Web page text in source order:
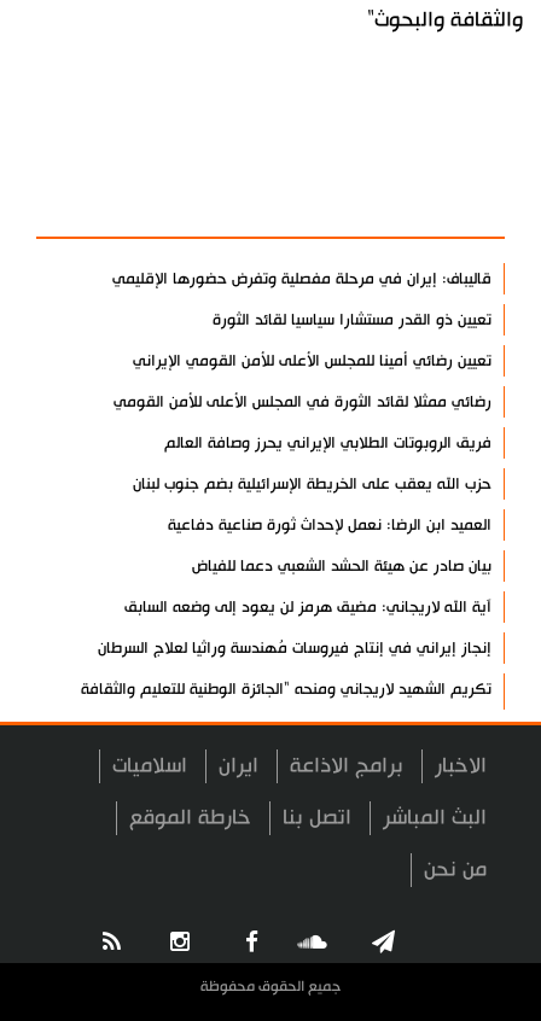
والثقافة والبحوث"
قاليباف: إيران في مرحلة مفصلية وتفرض حضورها الإقليمي
تعيين ذو القدر مستشارا سياسيا لقائد الثورة
تعيين رضائي أمينا للمجلس الأعلى للأمن القومي الإيراني
رضائي ممثلا لقائد الثورة في المجلس الأعلى للأمن القومي
فريق الروبوتات الطلابي الإيراني يحرز وصافة العالم
حزب الله يعقب على الخريطة الإسرائيلية بضم جنوب لبنان
العميد ابن الرضا: نعمل لإحداث ثورة صناعية دفاعية
بيان صادر عن هيئة الحشد الشعبي دعما للفياض
آية الله لاريجاني: مضيق هرمز لن يعود إلى وضعه السابق
إنجاز إيراني في إنتاج فيروسات مُهندسة وراثيا لعلاج السرطان
تكريم الشهيد لاريجاني ومنحه "الجائزة الوطنية للتعليم والثقافة
والبحوث"
آخر مستجدات الإبادة الجماعية في غزة
"حماس": نتمسك بالاتفاق مع الوسطاء والأولوية للتنفيذ
"روس آتوم": عودة 5 خبراء روس إلى محطة بوشهر النووية
تعرف على أسباب تسارع شيخوخة القلب
مفتي عُمان يدعو إلى نبذ الفتن ووحدة الصف بين المسلمين
الاخبار برامج الاذاعة ايران اسلاميات
البث المباشر اتصل بنا خارطة الموقع
من نحن
جميع الحقوق محفوظة